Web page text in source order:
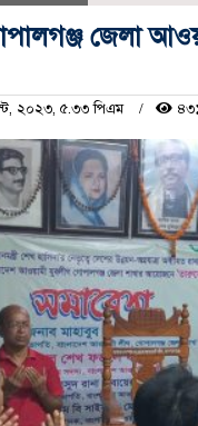
জেলা
২০২৩, ৫.৩৩ পিএম